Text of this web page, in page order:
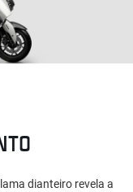
dianteiro revela a